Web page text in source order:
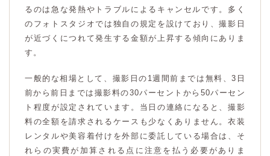
るのは急な発熱やトラブルによるキャンセルです。多く
のフォトスタジオでは独自の規定を設けており、撮影日
が近づくにつれて発生する金額が上昇する傾向にありま
す。
一般的な相場として、撮影日の1週間前までは無料、3日
前から前日までは撮影料の30パーセントから50パーセン
ト程度が設定されています。当日の連絡になると、撮影
料の全額を請求されるケースも少なくありません。衣装
レンタルや美容着付けを外部に委託している場合は、そ
れらの実費が加算される点に注意を払う必要がありま